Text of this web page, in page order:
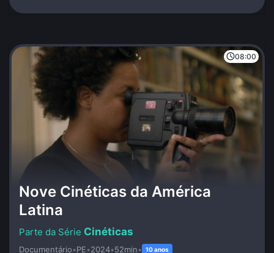
08:00
Nove Cinéticas da América
Latina
Cinéticas
Documentário•PE•2024•52min• 10 anos